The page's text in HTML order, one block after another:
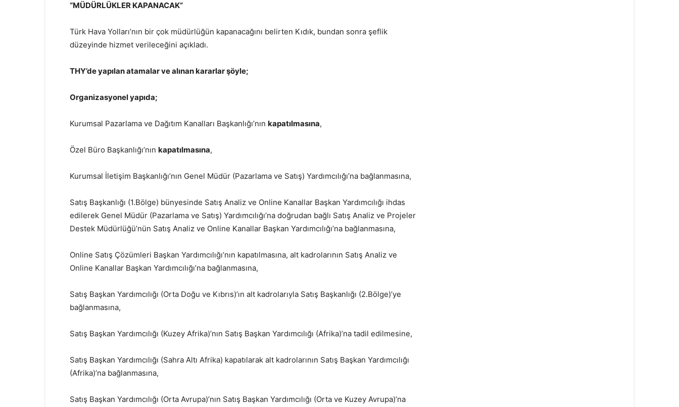
“MÜDÜRLÜKLER KAPANACAK”
Türk Hava Yolları’nın bir çok müdürlüğün kapanacağını belirten Kıdık, bundan sonra şeflik
düzeyinde hizmet verileceğini açıkladı.
THY’de yapılan atamalar ve alınan kararlar şöyle;
Organizasyonel yapıda;
Kurumsal Pazarlama ve Dağıtım Kanalları Başkanlığı’nın kapatılmasına,
Özel Büro Başkanlığı’nın kapatılmasına,
Kurumsal İletişim Başkanlığı’nın Genel Müdür (Pazarlama ve Satış) Yardımcılığı’na bağlanmasına,
Satış Başkanlığı (1.Bölge) bünyesinde Satış Analiz ve Online Kanallar Başkan Yardımcılığı ihdas
edilerek Genel Müdür (Pazarlama ve Satış) Yardımcılığı’na doğrudan bağlı Satış Analiz ve Projeler
Destek Müdürlüğü’nün Satış Analiz ve Online Kanallar Başkan Yardımcılığı’na bağlanmasına,
Online Satış Çözümleri Başkan Yardımcılığı’nın kapatılmasına, alt kadrolarının Satış Analiz ve
Online Kanallar Başkan Yardımcılığı’na bağlanmasına,
Satış Başkan Yardımcılığı (Orta Doğu ve Kıbrıs)’ın alt kadrolarıyla Satış Başkanlığı (2.Bölge)’ye
bağlanmasına,
Satış Başkan Yardımcılığı (Kuzey Afrika)’nın Satış Başkan Yardımcılığı (Afrika)’na tadil edilmesine,
Satış Başkan Yardımcılığı (Sahra Altı Afrika) kapatılarak alt kadrolarının Satış Başkan Yardımcılığı
(Afrika)’na bağlanmasına,
Satış Başkan Yardımcılığı (Orta Avrupa)’nın Satış Başkan Yardımcılığı (Orta ve Kuzey Avrupa)’na